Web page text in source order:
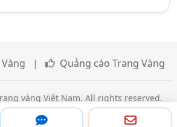
| Quảng cáo Trang Vàng
vàng Việt Nam. All rights reserved.